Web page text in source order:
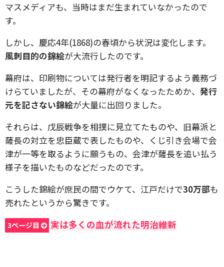
マスメディアも、当時はまだ生まれていなかったので
す。
しかし、慶応4年(1868)の春頃から状況は変化します。
風刺目的の錦絵が大流行したのです。
幕府は、印刷物については発行者を明記するよう義務づ
けらていましたが、その幕府がなくなったためか、 発行
元を記さない錦絵が大量に出回りました。
それらは、戊辰戦争を相撲に見立てたものや、旧幕派と
薩長の対立を忠臣蔵で表したものや、くじ引き会場で会
津が一等を取るように願うもの、会津が薩長を追い払う
様子を描いたものなどだったのです。
こうした錦絵が庶民の間でウケて、江戸だけで30万部も
売れたというから驚きです。
3ページ目 実は多くの血が流れた明治維新